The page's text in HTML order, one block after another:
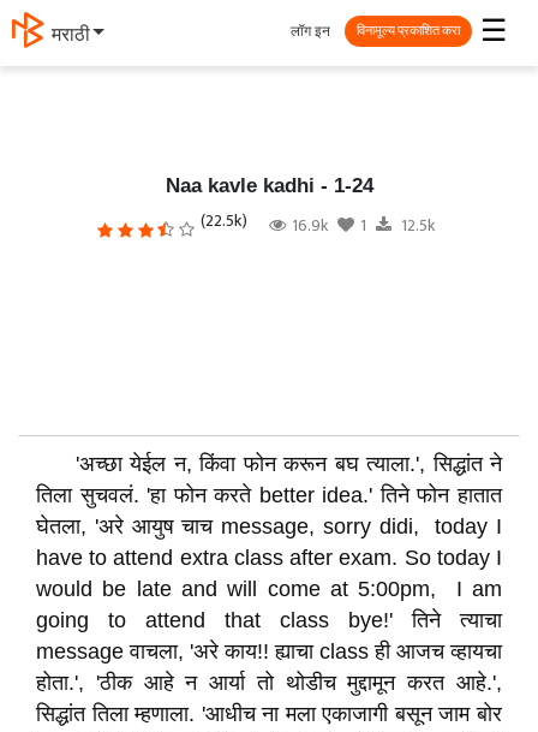
मराठी ☰
लॉग इन विनामूल्य प्रकाशित करा
Naa kavle kadhi - 1-24
(22.5k) 16.9k 1 12.5k
'अच्छा येईल न, किंवा फोन करून बघ त्याला.', सिद्धांत ने
तिला सुचवलं. 'हा फोन करते better idea.' तिने फोन हातात
घेतला, 'अरे आयुष चाच message, sorry didi, today I
have to attend extra class after exam. So today I
would be late and will come at 5:00pm, I am
going to attend that class bye!' तिने त्याचा
message वाचला, 'अरे काय!! ह्याचा class ही आजच व्हायचा
होता.', 'ठीक आहे न आर्या तो थोडीच मुद्दामून करत आहे.',
सिद्धांत तिला म्हणाला. 'आधीच ना मला एकाजागी बसून जाम बोर